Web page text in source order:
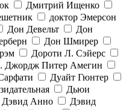
Дмитрий Ищенко
доктор Эмерсон
Дон Девельт
Дон
Дон Шмирер
Дороти Л. Сэйерс
Джордж Питер Амегин
Дуайт Гюнтер
Дьюи
Дэвид Анно
Дэвид